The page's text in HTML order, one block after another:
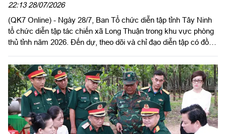
22:13 28/07/2026
(QK7 Online) - Ngày 28/7, Ban Tổ chức diễn tập tỉnh Tây Ninh
tổ chức diễn tập tác chiến xã Long Thuận trong khu vực phòng
thủ tỉnh năm 2026. Đến dự, theo dõi và chỉ đạo diễn tập có đồng
ban tổ chức diễn tập tỉnh; Đại tá Trần Đình Hưng, Phó Chỉ huy
trưởng, Tham mưu trưởng Bộ CHQS tỉnh, Ủy viên Ban Chỉ đạo
diễn tập tỉnh, Phó Trưởng ban thường trực Ban tổ chức diễn tập
tỉnh; Đại tá Phạm Ngọc Thạch, Phó Chỉ huy trưởng Bộ CHQS
tỉnh.